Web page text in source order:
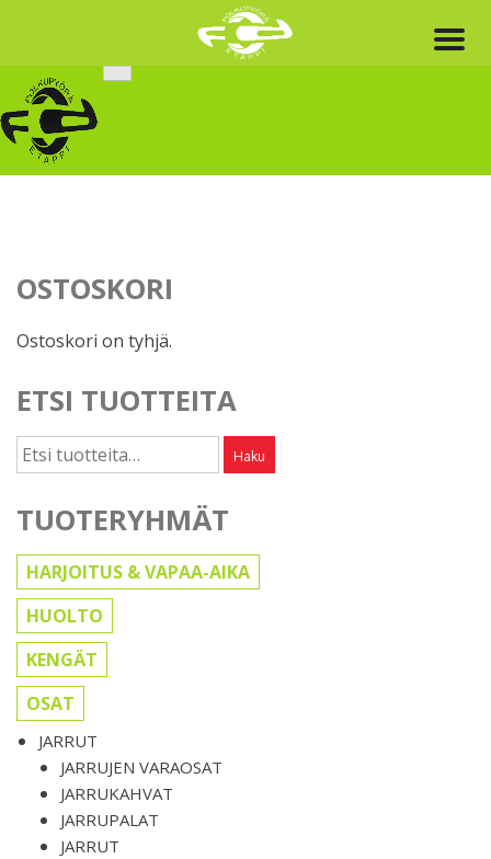
content
OSTOSKORI
Ostoskori on tyhjä.
ETSI TUOTTEITA
Etsi: Haku
TUOTERYHMÄT
HARJOITUS & VAPAA-AIKA
HUOLTO
KENGÄT
OSAT
JARRUT
JARRUJEN VARAOSAT
JARRUKAHVAT
JARRUPALAT
JARRUT